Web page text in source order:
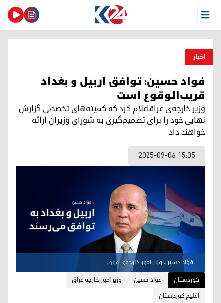
Open Menu
اخبار
فواد حسین: توافق اربیل و بغداد
قریب‌الوقوع است
وزیر خارجه‌ی عراقاعلام کرد که کمیته‌های تخصصی گزارش
نهایی خود را برای تصمیم‌گیری به شورای وزیران ارائه
خواهند داد
2025-09-06 15:05
فؤاد حسین، وزیر امور خارجه‌ی عراق
کوردستان
فؤاد حسین
وزیر امور خارجه عراق
اقلیم کوردستان